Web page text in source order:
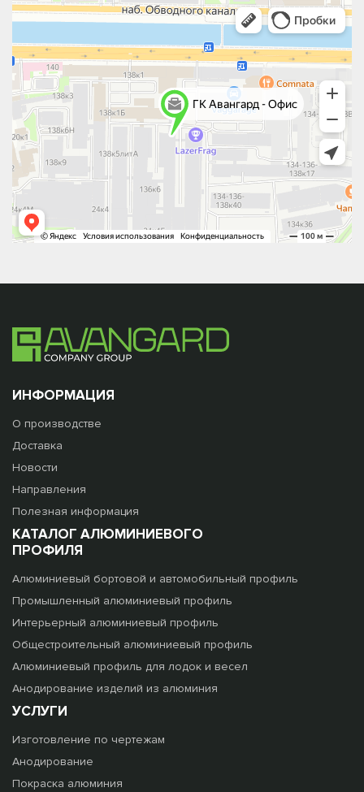
ИНФОРМАЦИЯ
О производстве
Доставка
Новости
Направления
Полезная информация
КАТАЛОГ АЛЮМИНИЕВОГО
ПРОФИЛЯ
Алюминиевый бортовой и автомобильный профиль
Промышленный алюминиевый профиль
Интерьерный алюминиевый профиль
Общестроительный алюминиевый профиль
Алюминиевый профиль для лодок и весел
Анодирование изделий из алюминия
УСЛУГИ
Изготовление по чертежам
Анодирование
Покраска алюминия